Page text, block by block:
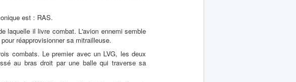
est : RAS.
laquelle il livre combat. L'avion ennemi semble
réapprovisionner sa mitrailleuse.
combats. Le premier avec un LVG, les deux
au bras droit par une balle qui traverse sa